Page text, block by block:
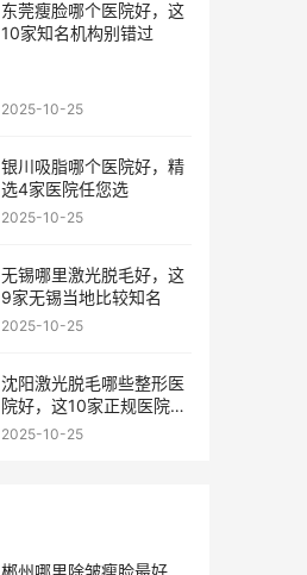
东莞瘦脸哪个医院好，这
10家知名机构别错过
2025-10-25
银川吸脂哪个医院好，精
选4家医院任您选
2025-10-25
无锡哪里激光脱毛好，这
9家无锡当地比较知名
2025-10-25
沈阳激光脱毛哪些整形医
院好，这10家正规医院值
得你看看
2025-10-25